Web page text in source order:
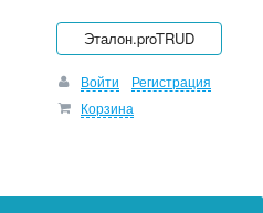
Эталон.proTRUD
Войти
Регистрация
Корзина